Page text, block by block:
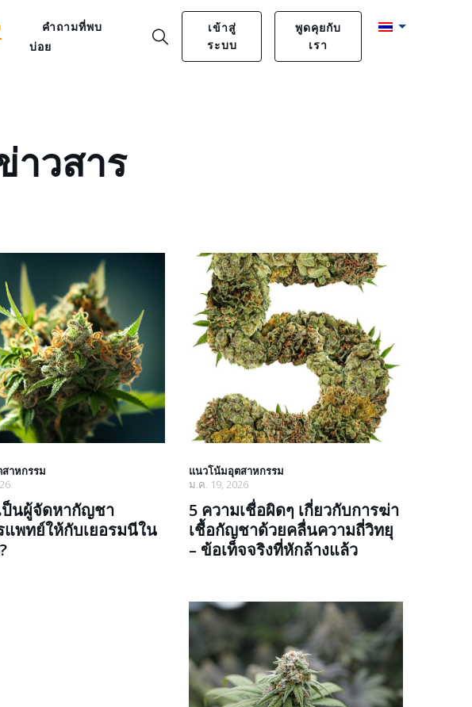
คำถามที่พบ
บ่อย
เข้าสู่
ระบบ
พูดคุยกับ
เรา
าวสาร
าหกรรม
ป็นผู้จัดหากัญชา
แพทย์ให้กับเยอรมนีใน
แนวโน้มอุตสาหกรรม
ม.ค. 19, 2026
5 ความเชื่อผิดๆ เกี่ยวกับการฆ่า
เชื้อกัญชาด้วยคลื่นความถี่วิทยุ
– ข้อเท็จจริงที่หักล้างแล้ว